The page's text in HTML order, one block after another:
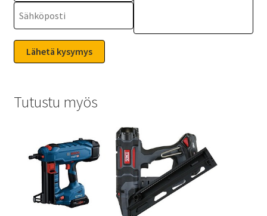
Tutustu myös